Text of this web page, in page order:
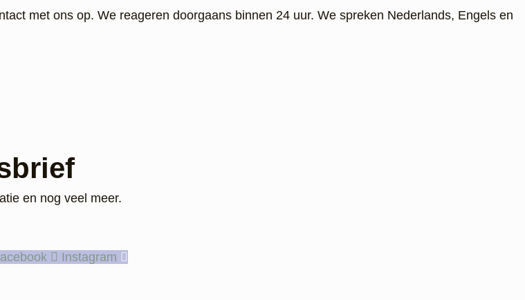
met ons op. We reageren doorgaans binnen 24 uur. We spreken Nederlands, Engels en
en nog veel meer.
Instagram